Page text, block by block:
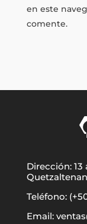
en este
comente.
Dirección: 13
Teléfono:
Email: